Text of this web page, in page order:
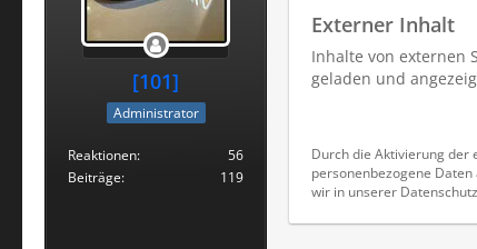
[101]
Administrator
Reaktionen
56
Beiträge
119
Externer Inhalt
Inhalte von externen
geladen und
Durch die Aktivierung der
personenbezogene
wir in unserer